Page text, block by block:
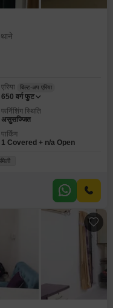
एरिया बिल्ट-अप एरिया
650 वर्ग फुट
फर्निशिंग स्थिति
असुसज्जित
पार्किंग
1 Covered + n/a Open